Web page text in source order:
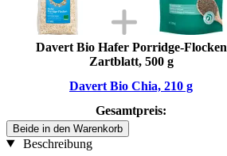
Davert Bio Hafer Porridge-Flocken
Zartblatt, 500 g
Davert Bio Chia, 210 g
Gesamtpreis:
Beide in den Warenkorb
Beschreibung